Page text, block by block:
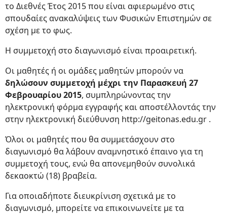
το Διεθνές Έτος 2015 που είναι αφιερωμένο στις
σπουδαίες ανακαλύψεις των Φυσικών Επιστημών σε
σχέση με το φως.
Η συμμετοχή στο διαγωνισμό είναι προαιρετική.
Οι μαθητές ή οι ομάδες μαθητών μπορούν να
δηλώσουν συμμετοχή μέχρι την Παρασκευή 27
Φεβρουαρίου 2015, συμπληρώνοντας την
ηλεκτρονική φόρμα εγγραφής και αποστέλλοντάς την
στην ηλεκτρονική διεύθυνση http://geitonas.edu.gr .
Όλοι οι μαθητές που θα συμμετάσχουν στο
διαγωνισμό θα λάβουν αναμνηστικό έπαινο για τη
συμμετοχή τους, ενώ θα απονεμηθούν συνολικά
δεκαοκτώ (18) βραβεία.
Για οποιαδήποτε διευκρίνιση σχετικά με το
διαγωνισμό, μπορείτε να επικοινωνείτε με τα